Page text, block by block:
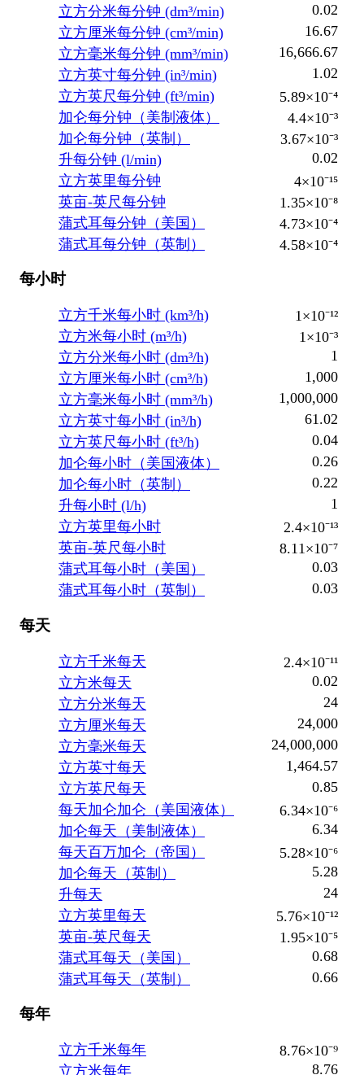
立方分米每分钟 (dm³/min)
0.02
立方厘米每分钟 (cm³/min)
16.67
立方毫米每分钟 (mm³/min)
16,666.67
立方英寸每分钟 (in³/min)
1.02
立方英尺每分钟 (ft³/min)
5.89×10⁻⁴
加仑每分钟（美制液体）
4.4×10⁻³
加仑每分钟（英制）
3.67×10⁻³
升每分钟 (l/min)
0.02
立方英里每分钟
4×10⁻¹⁵
英亩-英尺每分钟
1.35×10⁻⁸
蒲式耳每分钟（美国）
4.73×10⁻⁴
蒲式耳每分钟（英制）
4.58×10⁻⁴
每小时
立方千米每小时 (km³/h)
1×10⁻¹²
立方米每小时 (m³/h)
1×10⁻³
立方分米每小时 (dm³/h)
1
立方厘米每小时 (cm³/h)
1,000
立方毫米每小时 (mm³/h)
1,000,000
立方英寸每小时 (in³/h)
61.02
立方英尺每小时 (ft³/h)
0.04
加仑每小时（美国液体）
0.26
加仑每小时（英制）
0.22
升每小时 (l/h)
1
立方英里每小时
2.4×10⁻¹³
英亩-英尺每小时
8.11×10⁻⁷
蒲式耳每小时（美国）
0.03
蒲式耳每小时（英制）
0.03
每天
立方千米每天
2.4×10⁻¹¹
立方米每天
0.02
立方分米每天
24
立方厘米每天
24,000
立方毫米每天
24,000,000
立方英寸每天
1,464.57
立方英尺每天
0.85
每天加仑加仑（美国液体）
6.34×10⁻⁶
加仑每天（美制液体）
6.34
每天百万加仑（帝国）
5.28×10⁻⁶
加仑每天（英制）
5.28
升每天
24
立方英里每天
5.76×10⁻¹²
英亩-英尺每天
1.95×10⁻⁵
蒲式耳每天（美国）
0.68
蒲式耳每天（英制）
0.66
每年
立方千米每年
8.76×10⁻⁹
立方米每年
8.76